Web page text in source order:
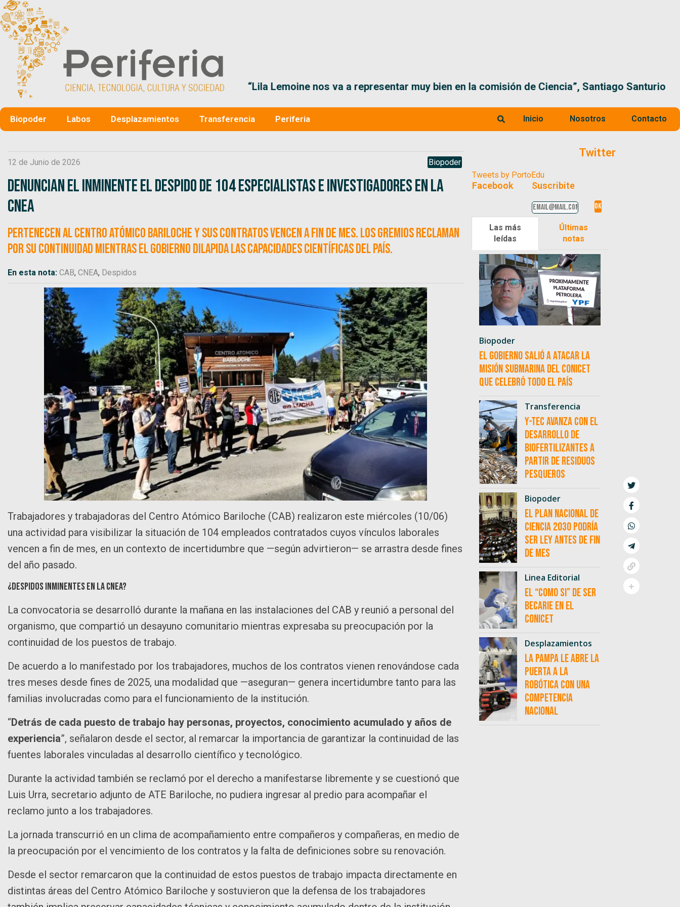
“Lila Lemoine nos va a representar muy bien en la comisión de Ciencia”, Santiago Santurio
Biopoder Labos Desplazamientos Transferencia Periferia Inicio Nosotros Contacto
12 de Junio de 2026 Biopoder
Denuncian el inminente el despido de 104 especialistas e investigadores en la
CNEA
Pertenecen al Centro Atómico Bariloche y sus contratos vencen a fin de mes. Los gremios reclaman
por su continuidad mientras el Gobierno dilapida las capacidades científicas del país.
En esta nota: CAB, CNEA, Despidos
Trabajadores y trabajadoras del Centro Atómico Bariloche (CAB) realizaron este miércoles (10/06)
una actividad para visibilizar la situación de 104 empleados contratados cuyos vínculos laborales
vencen a fin de mes, en un contexto de incertidumbre que —según advirtieron— se arrastra desde fines
del año pasado.
¿Despidos inminentes en la CNEA?
La convocatoria se desarrolló durante la mañana en las instalaciones del CAB y reunió a personal del
organismo, que compartió un desayuno comunitario mientras expresaba su preocupación por la
continuidad de los puestos de trabajo.
De acuerdo a lo manifestado por los trabajadores, muchos de los contratos vienen renovándose cada
tres meses desde fines de 2025, una modalidad que —aseguran— genera incertidumbre tanto para las
familias involucradas como para el funcionamiento de la institución.
“Detrás de cada puesto de trabajo hay personas, proyectos, conocimiento acumulado y años de
experiencia”, señalaron desde el sector, al remarcar la importancia de garantizar la continuidad de las
fuentes laborales vinculadas al desarrollo científico y tecnológico.
Durante la actividad también se reclamó por el derecho a manifestarse libremente y se cuestionó que
Luis Urra, secretario adjunto de ATE Bariloche, no pudiera ingresar al predio para acompañar el
reclamo junto a los trabajadores.
La jornada transcurrió en un clima de acompañamiento entre compañeros y compañeras, en medio de
la preocupación por el vencimiento de los contratos y la falta de definiciones sobre su renovación.
Desde el sector remarcaron que la continuidad de estos puestos de trabajo impacta directamente en
distintas áreas del Centro Atómico Bariloche y sostuvieron que la defensa de los trabajadores
Twitter
Tweets by PortoEdu
Facebook Suscribite
Las más
leídas
Últimas
notas
Biopoder
El Gobierno salió a atacar la
misión submarina del CONICET
que celebró todo el país
Transferencia
Y-TEC avanza con el
desarrollo de
biofertilizantes a
partir de residuos
pesqueros
Biopoder
El Plan Nacional de
Ciencia 2030 podría
ser ley antes de fin
de mes
Linea Editorial
El “como si” de ser
becarie en el
CONICET
Desplazamientos
La Pampa le abre la
puerta a la
robótica con una
competencia
nacional